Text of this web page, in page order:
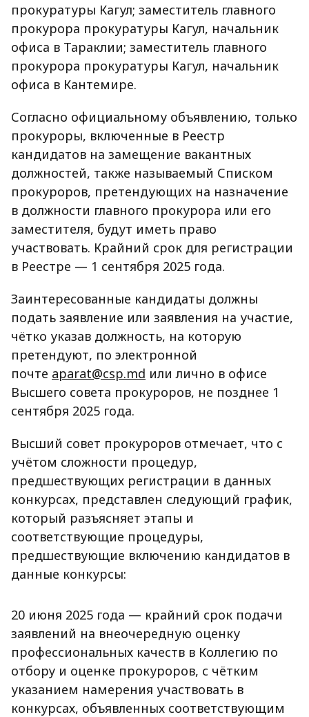
прокуратуры Кагул; заместитель главного
прокурора прокуратуры Кагул, начальник
офиса в Тараклии; заместитель главного
прокурора прокуратуры Кагул, начальник
офиса в Кантемире.
Согласно официальному объявлению, только
прокуроры, включенные в Реестр
кандидатов на замещение вакантных
должностей, также называемый Списком
прокуроров, претендующих на назначение
в должности главного прокурора или его
заместителя, будут иметь право
участвовать. Крайний срок для регистрации
в Реестре — 1 сентября 2025 года.
Заинтересованные кандидаты должны
подать заявление или заявления на участие,
чётко указав должность, на которую
претендуют, по электронной
почте aparat@csp.md или лично в офисе
Высшего совета прокуроров, не позднее 1
сентября 2025 года.
Высший совет прокуроров отмечает, что с
учётом сложности процедур,
предшествующих регистрации в данных
конкурсах, представлен следующий график,
который разъясняет этапы и
соответствующие процедуры,
предшествующие включению кандидатов в
данные конкурсы:
20 июня 2025 года — крайний срок подачи
заявлений на внеочередную оценку
профессиональных качеств в Коллегию по
отбору и оценке прокуроров, с чётким
указанием намерения участвовать в
конкурсах, объявленных соответствующим